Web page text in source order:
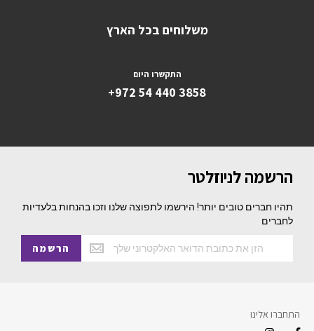
משלוחים בכל הארץ
התקשרו היום
+972 54 440 3858
הרשמה לניוזלטר
תהיו חברים טובים יותר! הירשמו לתפוצה שלנו וזכו בהנחות בלעדיות
לחברים
הרשמה
התחברו אלינו